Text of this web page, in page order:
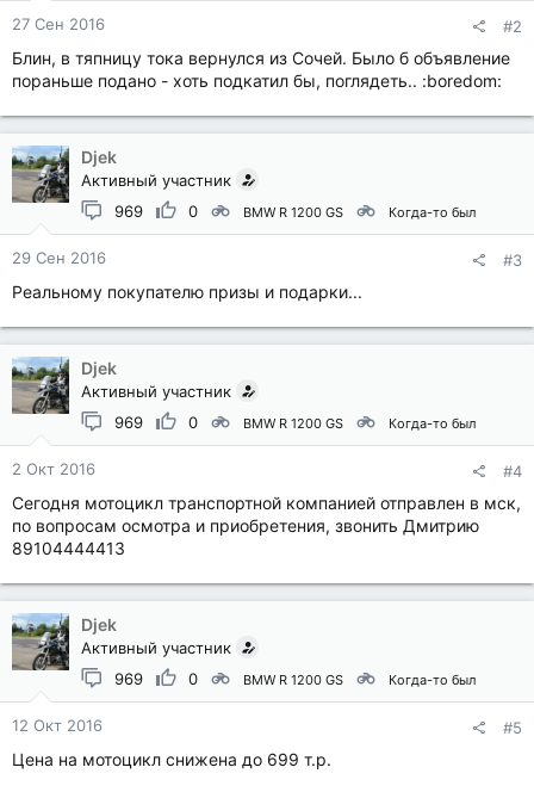
27 Сен 2016 #2
Блин, в тяпницу тока вернулся из Сочей. Было б объявление
пораньше подано - хоть подкатил бы, поглядеть.. :boredom:
Djek
Активный участник
969
0 BMW R 1200 GS Когда-то был
29 Сен 2016 #3
Реальному покупателю призы и подарки...
Djek
Активный участник
969
0 BMW R 1200 GS Когда-то был
2 Окт 2016 #4
Сегодня мотоцикл транспортной компанией отправлен в мск,
по вопросам осмотра и приобретения, звонить Дмитрию
89104444413
Djek
Активный участник
969
0 BMW R 1200 GS Когда-то был
12 Окт 2016 #5
Цена на мотоцикл снижена до 699 т.р.